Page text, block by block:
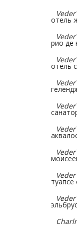
отель
рио де
отель